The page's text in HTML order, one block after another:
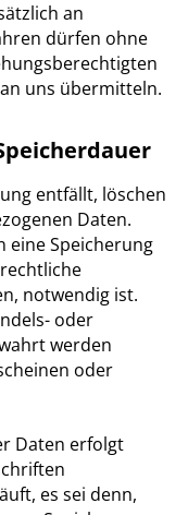
an
dürfen ohne
uns übermitteln.
entfällt, löschen
Daten.
eine Speicherung
notwendig ist.
oder
werden
oder
Daten erfolgt
es sei denn,